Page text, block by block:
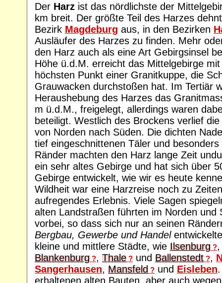
Der Harz ist das nördlichste der
km breit. Der größte Teil des Harzes
Bezirk Magdeburg aus, in den Bezirken
Ausläufer des Harzes zu finden. Mehr
den Harz auch als eine Art Gebirgsinsel
Höhe ü.d.M. erreicht das Mittelgebirge
höchsten Punkt einer Granitkuppe, die
Grauwacken durchstoßen hat. Im Tertiär
Heraushebung des Harzes das
m ü.d.M., freigelegt, allerdings waren
beteiligt. Westlich des Brockens verlief die
von Norden nach Süden. Die dichten
tief eingeschnittenen Täler und
Ränder machten den Harz lange Zeit
ein sehr altes Gebirge und hat sich über
Gebirge entwickelt, wie wir es heute
Wildheit war eine Harzreise noch zu
aufregendes Erlebnis. Viele Sagen
alten Landstraßen führten im Norden und
vorbei, so dass sich nur an seinen
Bergbau, Gewerbe und Handel
kleine und mittlere Städte, wie Ilsenburg ?
Blankenburg ?, Thale ? und Ballenstedt ?,
Sangerhausen, Mansfeld ? und Eisleben
erhaltenen alten Bauten, aber auch